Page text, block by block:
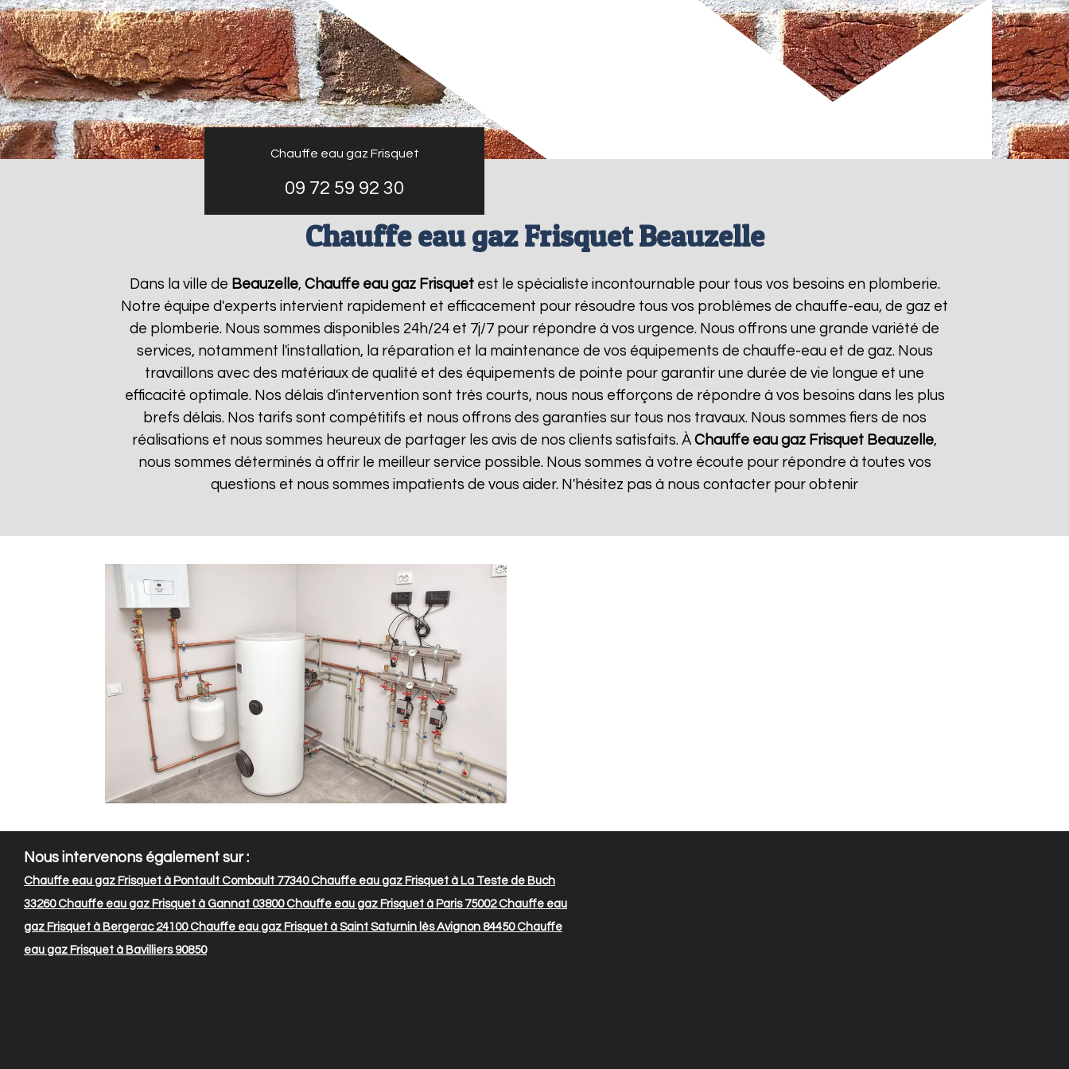
Chauffe eau gaz Frisquet
09 72 59 92 30
Chauffe eau gaz Frisquet Beauzelle
Dans la ville de Beauzelle, Chauffe eau gaz Frisquetest le spécialiste incontournable pour tous vos besoins en plomberie.
Notre équipe d'experts intervient rapidement et efficacement pour résoudre tous vos problèmes de chauffe-eau, de gaz et
de plomberie. Nous sommes disponibles 24h/24 et 7j/7 pour répondre à vos urgence. Nous offrons une grande variété de
services, notamment l'installation, la réparation et la maintenance de vos équipements de chauffe-eau et de gaz. Nous
travaillons avec des matériaux de qualité et des équipements de pointe pour garantir une durée de vie longue et une
efficacité optimale. Nos délais d'intervention sont très courts, nous nous efforçons de répondre à vos besoins dans les plus
brefs délais. Nos tarifs sont compétitifs et nous offrons des garanties sur tous nos travaux. Nous sommes fiers de nos
réalisations et nous sommes heureux de partager les avis de nos clients satisfaits. ÀChauffe eau gaz Frisquet Beauzelle,
nous sommes déterminés à offrir le meilleur service possible. Nous sommes à votre écoute pour répondre à toutes vos
questions et nous sommes impatients de vous aider. N'hésitez pas à nous contacter pour obtenir
Nous intervenons également sur :
Chauffe eau gaz Frisquet à Pontault Combault 77340Chauffe eau gaz Frisquet à La Teste de Buch
33260Chauffe eau gaz Frisquet à Gannat 03800Chauffe eau gaz Frisquet à Paris 75002Chauffe eau
gaz Frisquet à Bergerac 24100Chauffe eau gaz Frisquet à Saint Saturnin lès Avignon 84450Chauffe
eau gaz Frisquet à Bavilliers 90850